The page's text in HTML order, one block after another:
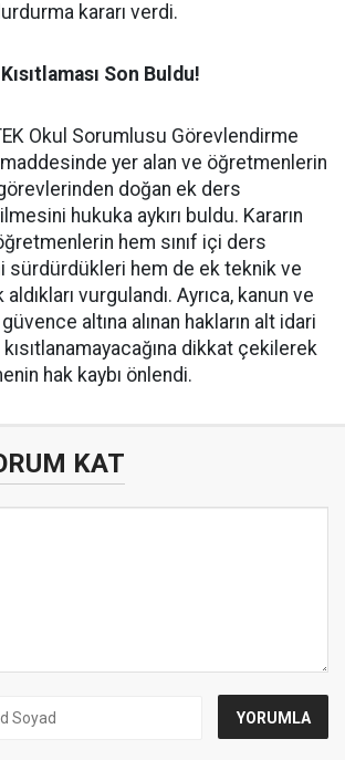
kararı verdi.
Son Buldu!
Okul Sorumlusu Görevlendirme
maddesinde yer alan ve öğretmenlerin
doğan ek ders
hukuka aykırı buldu. Kararın
hem sınıf içi ders
sürdürdükleri hem de ek teknik ve
vurgulandı. Ayrıca, kanun ve
altına alınan hakların alt idari
dikkat çekilerek
hak kaybı önlendi.
KAT